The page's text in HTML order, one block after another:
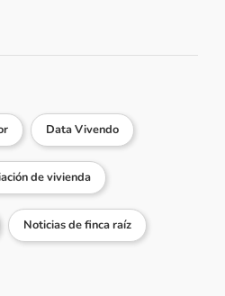
Data Vivendo
de vivienda
Noticias de finca raíz